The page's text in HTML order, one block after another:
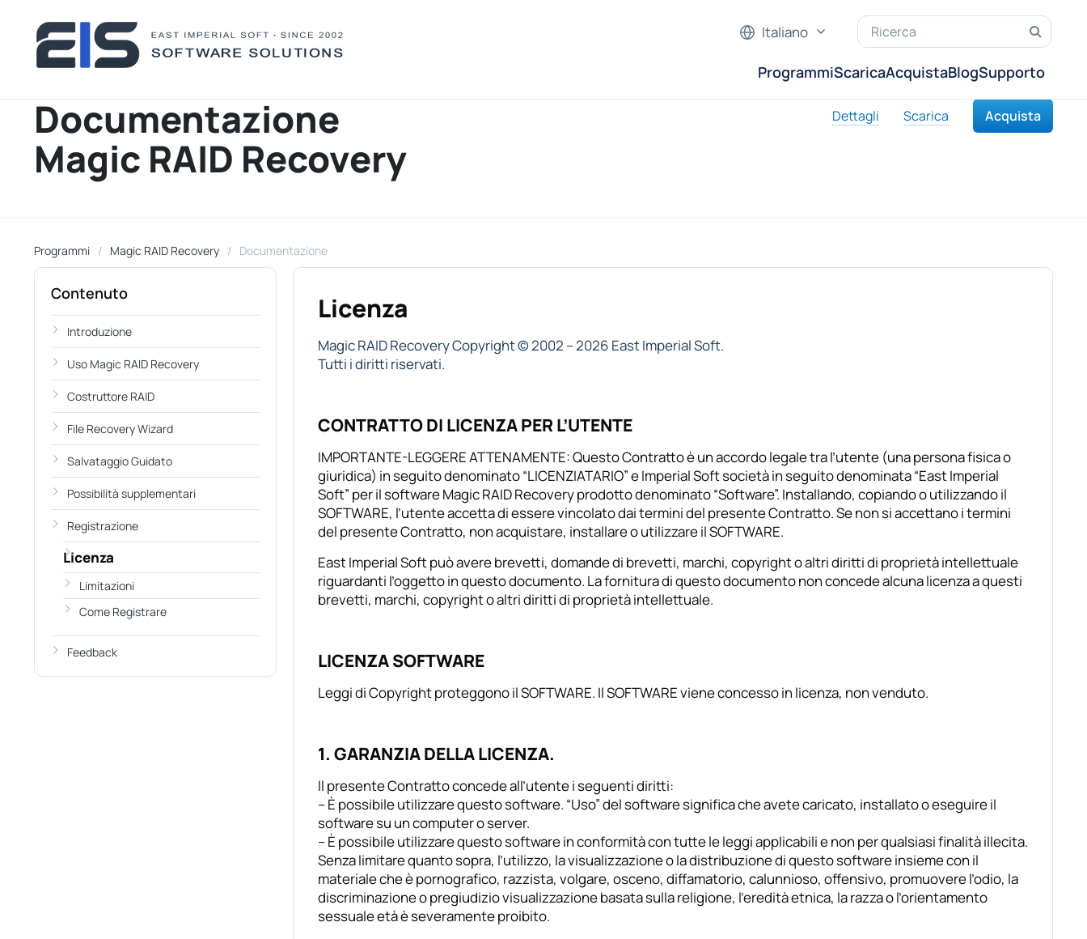
ProgrammiScaricaAcquistaBlogSupporto
Italiano
Documentazione
Magic RAID Recovery
Dettagli Scarica Acquista
Programmi Magic RAID Recovery Documentazione
Licenza
Magic RAID Recovery Copyright © 2002 – 2026 East Imperial Soft.
Tutti i diritti riservati.
CONTRATTO DI LICENZA PER L’UTENTE
IMPORTANTE-LEGGERE ATTENAMENTE: Questo Contratto è un accordo legale tra l’utente (una persona fisica o
giuridica) in seguito denominato “LICENZIATARIO” e Imperial Soft società in seguito denominata “East Imperial
Soft” per il software Magic RAID Recovery prodotto denominato “Software”. Installando, copiando o utilizzando il
SOFTWARE, l’utente accetta di essere vincolato dai termini del presente Contratto. Se non si accettano i termini
del presente Contratto, non acquistare, installare o utilizzare il SOFTWARE.
East Imperial Soft può avere brevetti, domande di brevetti, marchi, copyright o altri diritti di proprietà intellettuale
riguardanti l’oggetto in questo documento. La fornitura di questo documento non concede alcuna licenza a questi
brevetti, marchi, copyright o altri diritti di proprietà intellettuale.
LICENZA SOFTWARE
Leggi di Copyright proteggono il SOFTWARE. Il SOFTWARE viene concesso in licenza, non venduto.
1. GARANZIA DELLA LICENZA.
Il presente Contratto concede all’utente i seguenti diritti:
– È possibile utilizzare questo software. “Uso” del software significa che avete caricato, installato o eseguire il
software su un computer o server.
– È possibile utilizzare questo software in conformità con tutte le leggi applicabili e non per qualsiasi finalità illecita.
Senza limitare quanto sopra, l’utilizzo, la visualizzazione o la distribuzione di questo software insieme con il
materiale che è pornografico, razzista, volgare, osceno, diffamatorio, calunnioso, offensivo, promuovere l’odio, la
discriminazione o pregiudizio visualizzazione basata sulla religione, l’eredità etnica, la razza o l’orientamento
sessuale età è severamente proibito.
Contenuto
Introduzione
Uso Magic RAID Recovery
Costruttore RAID
File Recovery Wizard
Salvataggio Guidato
Possibilità supplementari
Registrazione
Licenza
Limitazioni
Come Registrare
Feedback